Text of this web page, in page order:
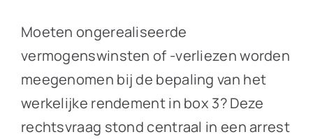
Moeten ongerealiseerde
vermogenswinsten of -verliezen worden
meegenomen bij de bepaling van het
werkelijke rendement in box 3? Deze
rechtsvraag stond centraal in een arrest